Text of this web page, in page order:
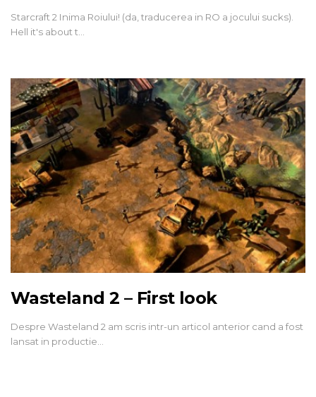
Starcraft 2 Inima Roiului! (da, traducerea in RO a jocului sucks).
Hell it's about t…
Wasteland 2 – First look
Despre Wasteland 2 am scris intr-un articol anterior cand a fost
lansat in productie…